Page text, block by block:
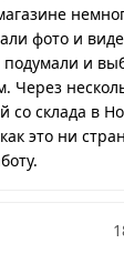
фото и
и
Через
со склада в
это ни